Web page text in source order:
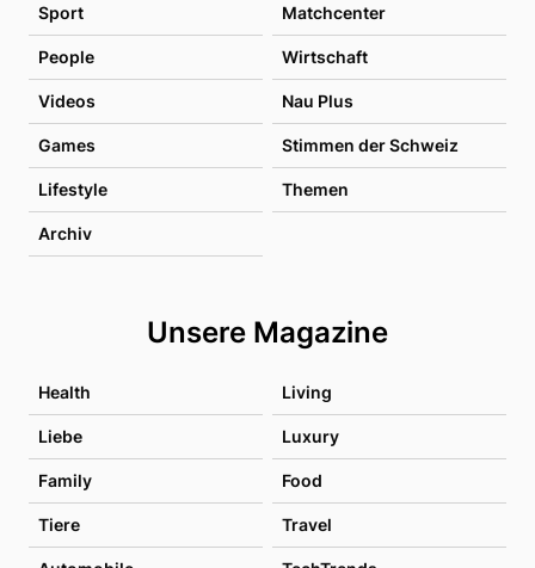
Sport Matchcenter
People Wirtschaft
Videos Nau Plus
Games Stimmen der Schweiz
Lifestyle Themen
Archiv
Unsere Magazine
Health Living
Liebe Luxury
Family Food
Tiere Travel